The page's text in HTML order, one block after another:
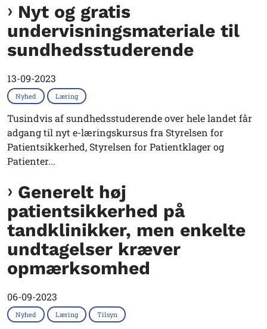
Nyt og gratis
undervisningsmateriale til
sundhedsstuderende
13-09-2023
Nyhed Læring
Tusindvis af sundhedsstuderende over hele landet får
adgang til nyt e-læringskursus fra Styrelsen for
Patientsikkerhed, Styrelsen for Patientklager og
Patienter...
Generelt høj
patientsikkerhed på
tandklinikker, men enkelte
undtagelser kræver
opmærksomhed
06-09-2023
Nyhed Læring Tilsyn